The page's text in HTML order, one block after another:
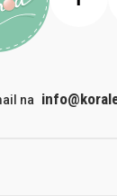
na